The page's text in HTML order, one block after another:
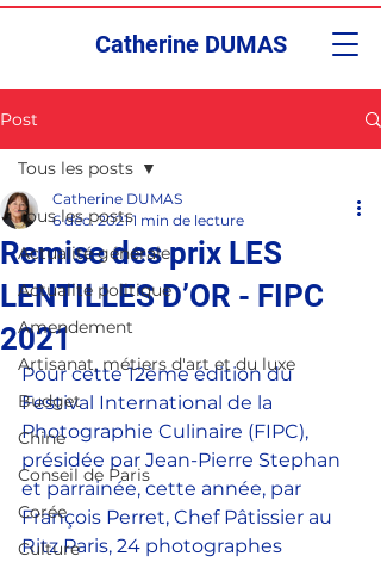
Catherine DUMAS
Post
Tous les posts
Actualité générale
Actualité politique
Amendement
Artisanat, métiers d'art et du luxe
Budget
Chine
Conseil de Paris
Corée
Culture
Tous les posts
Remise des prix LES
LENTILLES D’OR - FIPC
2021
Catherine DUMAS
6 déc. 2021 1 min de lecture
Pour cette 12ème édition du
Festival International de la
Photographie Culinaire (FIPC),
présidée par Jean-Pierre Stephan
et parrainée, cette année, par
François Perret, Chef Pâtissier au
Ritz Paris, 24 photographes